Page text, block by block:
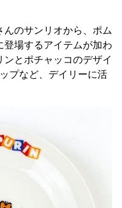
のサンリオから、ポム
登場するアイテムが加わ
とポチャッコのデザイ
プなど、デイリーに活